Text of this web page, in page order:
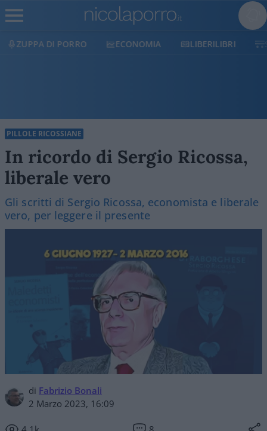
ECONOMIA LIBERILIBRI SHOP SOSTIENICI
PILLOLE RICOSSIANE
In ricordo di Sergio Ricossa,
liberale vero
Gli scritti di Sergio Ricossa, economista e liberale
vero, per leggere il presente
di Fabrizio Bonali
2 Marzo 2023, 16:09